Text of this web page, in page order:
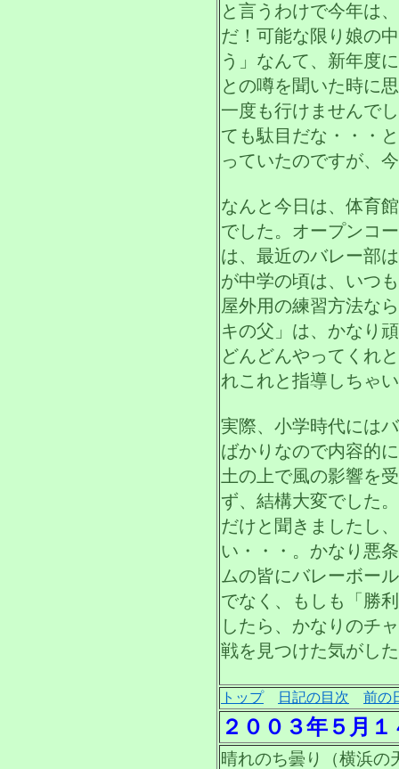
と言うわけで今年は
だ！可能な限り娘の
う」なんて、新年度
との噂を聞いた時に
一度も行けませんで
ても駄目だな・・・
っていたのですが、
なんと今日は、体育
でした。オープンコ
は、最近のバレー部
が中学の頃は、いつ
屋外用の練習方法な
キの父」は、かなり
どんどんやってくれ
れこれと指導しちゃ
実際、小学時代には
ばかりなので内容的
土の上で風の影響を
ず、結構大変でした
だけと聞きましたし
い・・・。かなり悪
ムの皆にバレーボー
でなく、もしも「勝
したら、かなりのチ
戦を見つけた気がし
トップ 日記の目次 前の
２００３年５月１
晴れのち曇り（横浜の